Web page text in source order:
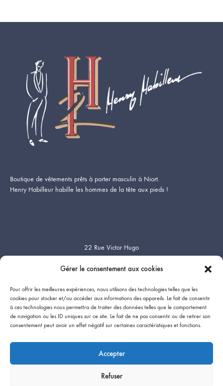
Gérer le consentement aux cookies
Pour offrir les meilleures expériences, nous utilisons des technologies telles que les
cookies pour stocker et/ou accéder aux informations des appareils. Le fait de consentir
à ces technologies nous permettra de traiter des données telles que le comportement
de navigation ou les ID uniques sur ce site. Le fait de ne pas consentir ou de retirer son
consentement peut avoir un effet négatif sur certaines caractéristiques et fonctions.
Accepter
Refuser
Boutique de vêtements prêts à porter masculin à Niort.
Henry Habilleur habille les hommes de la tête aux pieds !
22 Rue Victor Hugo
79000 Niort
Heures d’ouverture:
Du Mardi au Samedi
09:15-12:00 / 14:00- 19:00
Fermé le dimanche & le lundi
Politique de cookies (UE)